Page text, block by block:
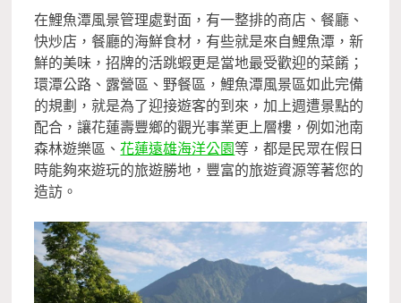
在鯉魚潭風景管理處對面，有一整排的商店、餐廳、
快炒店，餐廳的海鮮食材，有些就是來自鯉魚潭，新
鮮的美味，招牌的活跳蝦更是當地最受歡迎的菜餚；
環潭公路、露營區、野餐區，鯉魚潭風景區如此完備
的規劃，就是為了迎接遊客的到來，加上週遭景點的
配合，讓花蓮壽豐鄉的觀光事業更上層樓，例如池南
森林遊樂區、花蓮遠雄海洋公園等，都是民眾在假日
時能夠來遊玩的旅遊勝地，豐富的旅遊資源等著您的
造訪。